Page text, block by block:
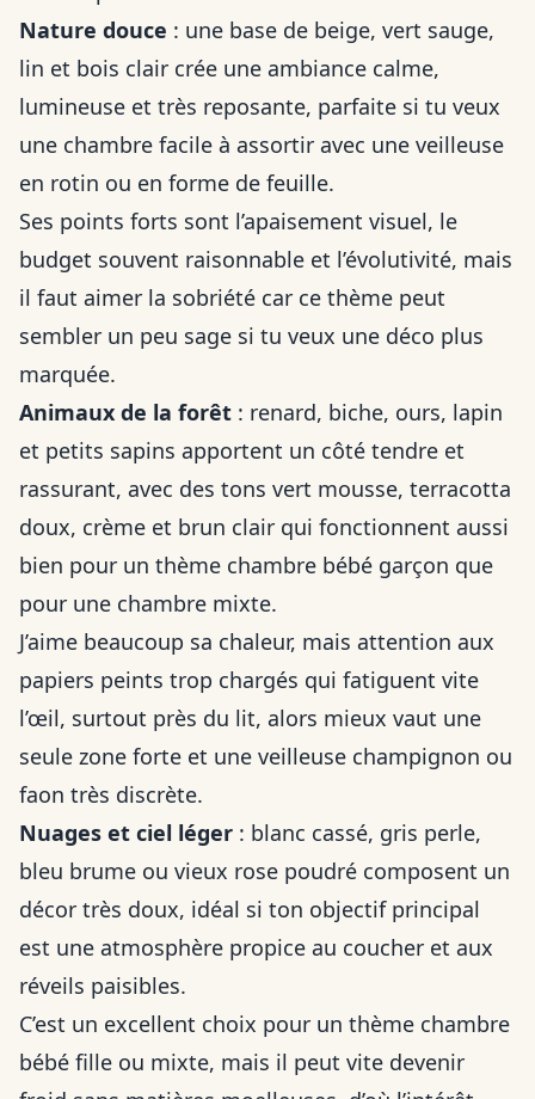
Nature douce : une base de beige, vert sauge,
lin et bois clair crée une ambiance calme,
lumineuse et très reposante, parfaite si tu veux
une chambre facile à assortir avec une veilleuse
en rotin ou en forme de feuille.
Ses points forts sont l’apaisement visuel, le
budget souvent raisonnable et l’évolutivité, mais
il faut aimer la sobriété car ce thème peut
sembler un peu sage si tu veux une déco plus
marquée.
Animaux de la forêt : renard, biche, ours, lapin
et petits sapins apportent un côté tendre et
rassurant, avec des tons vert mousse, terracotta
doux, crème et brun clair qui fonctionnent aussi
bien pour un thème chambre bébé garçon que
pour une chambre mixte.
J’aime beaucoup sa chaleur, mais attention aux
papiers peints trop chargés qui fatiguent vite
l’œil, surtout près du lit, alors mieux vaut une
seule zone forte et une veilleuse champignon ou
faon très discrète.
Nuages et ciel léger : blanc cassé, gris perle,
bleu brume ou vieux rose poudré composent un
décor très doux, idéal si ton objectif principal
est une atmosphère propice au coucher et aux
réveils paisibles.
C’est un excellent choix pour un thème chambre
bébé fille ou mixte, mais il peut vite devenir